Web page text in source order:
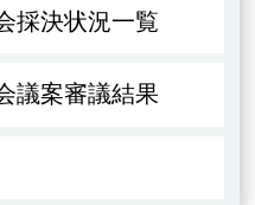
採決状況一覧
議案審議結果